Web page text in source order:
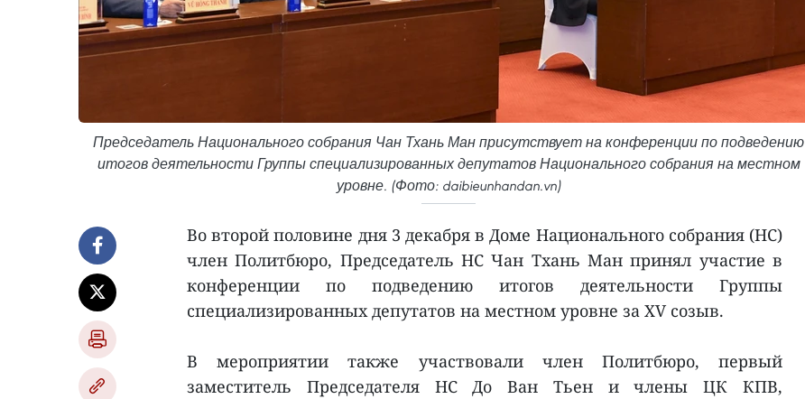
Председатель Национального собрания Чан Тхань Ман присутствует на конференции по подведению
итогов деятельности Группы специализированных депутатов Национального собрания на местном
уровне. (Фото: daibieunhandan.vn)
Во второй половине дня 3 декабря в Доме Национального собрания (НС)
член Политбюро, Председатель НС Чан Тхань Ман принял участие в
конференции по подведению итогов деятельности Группы
специализированных депутатов на местном уровне за XV созыв.
В мероприятии также участвовали член Политбюро, первый
заместитель Председателя НС До Ван Тьен и члены ЦК КПВ,